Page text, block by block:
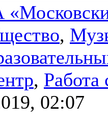
,
,
02:07